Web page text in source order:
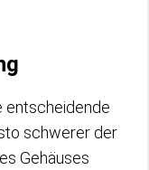
entscheidende
schwerer der
Gehäuses